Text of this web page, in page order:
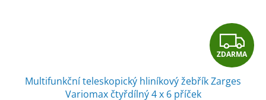
Z
D
ZDARMA
Multifunkční teleskopický hliníkový žebřík Zarges
Variomax čtyřdílný 4 x 6 příček